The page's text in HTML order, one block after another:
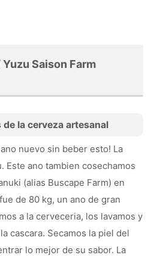
Saison Farm
la cerveza artesanal
nuevo sin beber esto! La
Este ano tambien cosechamos
(alias Buscape Farm) en
de 80 kg, un ano de gran
a la cerveceria, los lavamos y
cascara. Secamos la piel del
lo mejor de su sabor. La